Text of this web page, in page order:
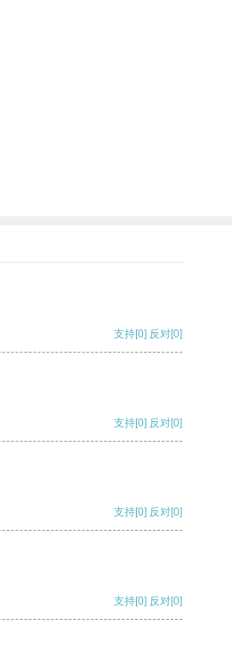
支持[0] 反对[0]
支持[0] 反对[0]
支持[0] 反对[0]
支持[0] 反对[0]